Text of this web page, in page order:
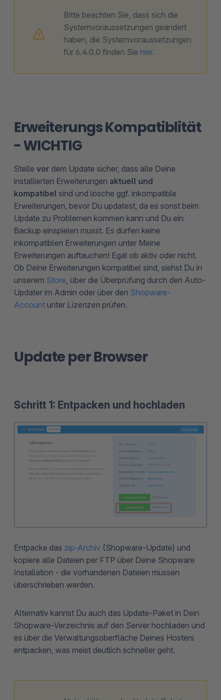
Bitte beachten Sie, dass sich die
Systemvoraussetzungen geändert
haben, die Systemvoraussetzungen
für 6.4.0.0 finden Sie hier.
Erweiterungs Kompatiblität
- WICHTIG
Stelle vor dem Update sicher, dass alle Deine
installierten Erweiterungen aktuell und
kompatibel sind und lösche ggf. inkompatible
Erweiterungen, bevor Du updatest, da es sonst beim
Update zu Problemen kommen kann und Du ein
Backup einspielen musst. Es dürfen keine
inkompatiblen Erweiterungen unter Meine
Erweiterungen auftauchen! Egal ob aktiv oder nicht.
Ob Deine Erweiterungen kompatibel sind, siehst Du in
unserem Store , über die Überprüfung durch den Auto-
Updater im Admin oder über den Shopware-
Account unter Lizenzen prüfen.
Update per Browser
Schritt 1: Entpacken und hochladen
Entpacke das zip-Archiv (Shopware-Update) und
kopiere alle Dateien per FTP über Deine Shopware
Installation - die vorhandenen Dateien müssen
überschrieben werden.
Alternativ kannst Du auch das Update-Paket in Dein
Shopware-Verzeichnis auf den Server hochladen und
es über die Verwaltungsoberfläche Deines Hosters
entpacken, was meist deutlich schneller geht.